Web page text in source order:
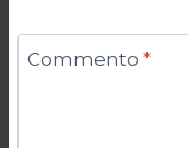
Commento *